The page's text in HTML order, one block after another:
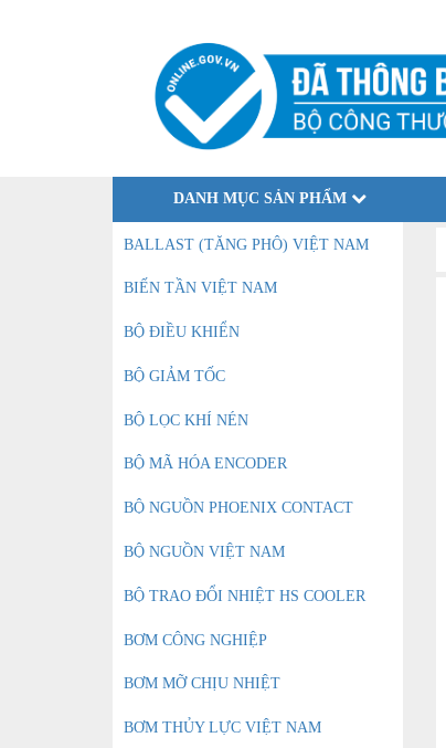
DANH MỤC SẢN PHẨM
BALLAST (TĂNG PHÔ) VIỆT NAM
BIẾN TẦN VIỆT NAM
BỘ ĐIỀU KHIỂN
BỘ GIẢM TỐC
BỘ LỌC KHÍ NÉN
BỘ MÃ HÓA ENCODER
BỘ NGUỒN PHOENIX CONTACT
BỘ NGUỒN VIỆT NAM
BỘ TRAO ĐỔI NHIỆT HS COOLER
BƠM CÔNG NGHIỆP
BƠM MỠ CHỊU NHIỆT
BƠM THỦY LỰC VIỆT NAM